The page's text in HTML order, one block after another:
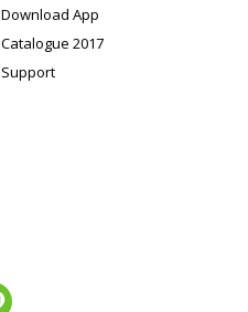
Download App
Catalogue 2017
Support